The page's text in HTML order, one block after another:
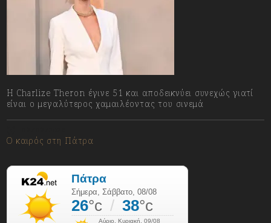
Η Charlize Theron έγινε 51 και αποδεικνύει συνεχώς γιατί
είναι ο μεγαλύτερος χαμαιλέοντας του σινεμά
Ο καιρός στη Πάτρα